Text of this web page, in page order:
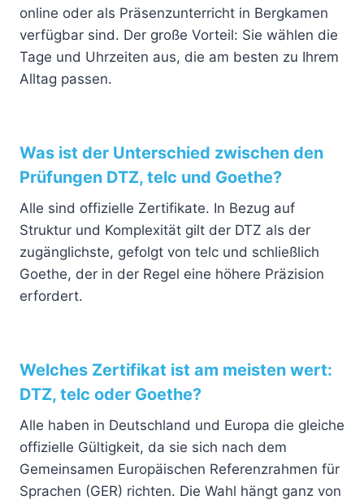
online oder als Präsenzunterricht in Bergkamen
verfügbar sind. Der große Vorteil: Sie wählen die
Tage und Uhrzeiten aus, die am besten zu Ihrem
Alltag passen.
Was ist der Unterschied zwischen den
Prüfungen DTZ, telc und Goethe?
Alle sind offizielle Zertifikate. In Bezug auf
Struktur und Komplexität gilt der DTZ als der
zugänglichste, gefolgt von telc und schließlich
Goethe, der in der Regel eine höhere Präzision
erfordert.
Welches Zertifikat ist am meisten wert:
DTZ, telc oder Goethe?
Alle haben in Deutschland und Europa die gleiche
offizielle Gültigkeit, da sie sich nach dem
Gemeinsamen Europäischen Referenzrahmen für
Sprachen (GER) richten. Die Wahl hängt ganz von